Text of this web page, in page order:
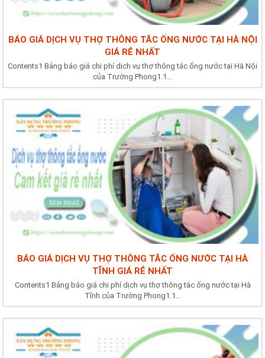
BÁO GIÁ DỊCH VỤ THỢ THÔNG TẮC ỐNG NƯỚC TẠI HÀ NỘI
GIÁ RẺ NHẤT
Contents1 Bảng báo giá chi phí dịch vụ thợ thông tắc ống nước tại Hà Nội
của Trường Phong1.1...
BÁO GIÁ DỊCH VỤ THỢ THÔNG TẮC ỐNG NƯỚC TẠI HÀ
TĨNH GIÁ RẺ NHẤT
Contents1 Bảng báo giá chi phí dịch vụ thợ thông tắc ống nước tại Hà
Tĩnh của Trường Phong1.1...